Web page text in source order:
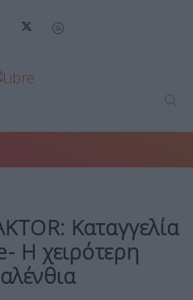
Καταγγελία
Η χειρότερη